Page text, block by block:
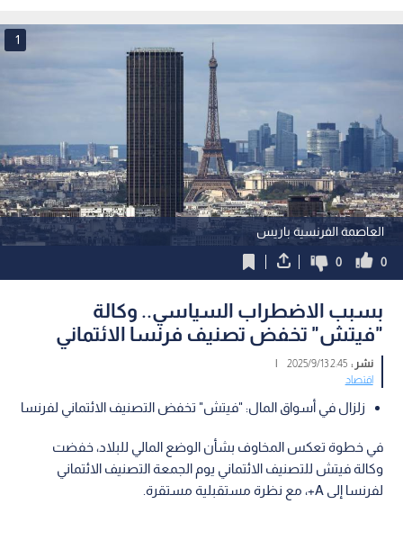
العاصمة الفرنسية باريس
1
0
0
بسبب الاضطراب السياسي.. وكالة
"فيتش" تخفض تصنيف فرنسا الائتماني
نشر :2:45 2025/9/13
|
اقتصاد
زلزال في أسواق المال: "فيتش" تخفض التصنيف الائتماني لفرنسا
في خطوة تعكس المخاوف بشأن الوضع المالي للبلاد، خفضت
وكالة فيتش للتصنيف الائتماني يوم الجمعة التصنيف الائتماني
لفرنسا إلى A+، مع نظرة مستقبلية مستقرة.